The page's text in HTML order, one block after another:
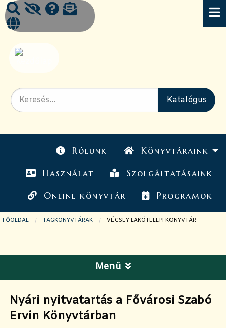
Rólunk Könyvtáraink
Használat Szolgáltatásaink
Online könyvtár Programok
FŐOLDAL TAGKÖNYVTÁRAK JELENLEGI OLDAL:
VÉCSEY LAKÓTELEPI KÖNYVTÁR
Menü
Nyári nyitvatartás a Fővárosi Szabó
Ervin Könyvtárban